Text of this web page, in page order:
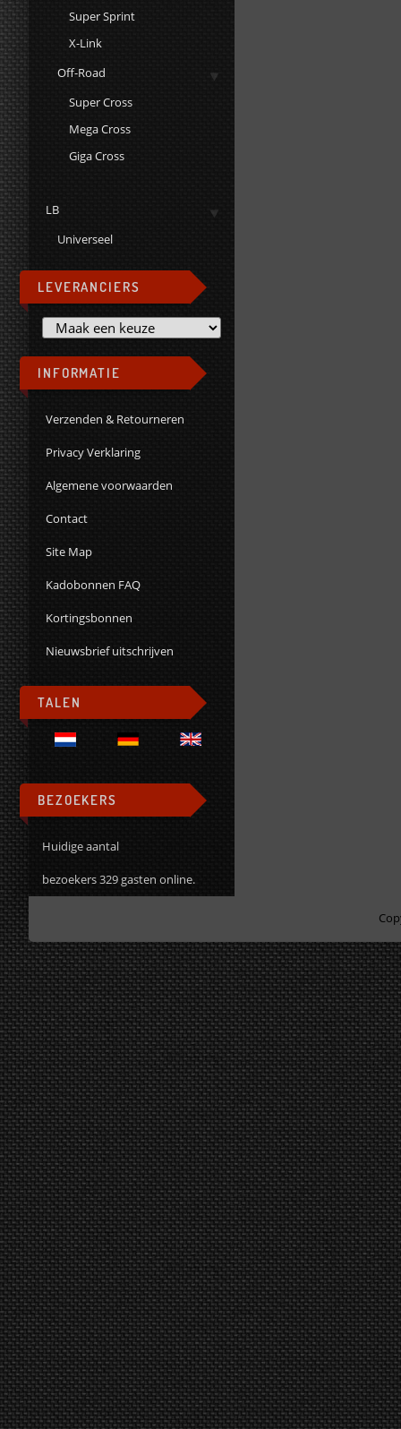
Super Sprint
X-Link
Off-Road
Super Cross
Mega Cross
Giga Cross
LB
Universeel
LEVERANCIERS
INFORMATIE
Verzenden & Retourneren
Privacy Verklaring
Algemene voorwaarden
Contact
Site Map
Kadobonnen FAQ
Kortingsbonnen
Nieuwsbrief uitschrijven
TALEN
BEZOEKERS
Huidige aantal
bezoekers 329 gasten online.